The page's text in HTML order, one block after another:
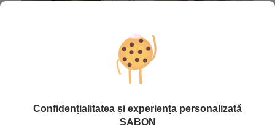
Ce dacă e frig – păstrează
23 November 2018
~4 min.
Pe vreme rece, pielea are tendință de uscare, din cauza
Confidențialitatea și experiența personalizată
SABON